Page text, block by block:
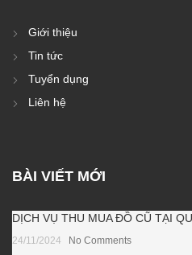
Giới thiệu
Tin tức
Tuyển dụng
Liên hệ
BÀI VIẾT MỚI
DỊCH VỤ THU MUA ĐỒ CŨ TẠI
24/11/2024 No Comments